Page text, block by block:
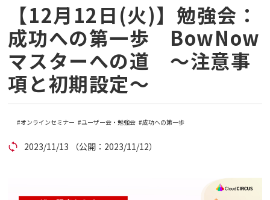
料金・プラン
導入事例
メディア
コラム
資料ダウンロード
【12月12日(火)】勉強会：
成功への第一歩 BowNow
マスターへの道 ～注意事
項と初期設定～
オンラインセミナー ユーザー会・勉強会 成功への第一歩
2023/11/13 （公開：2023/11/12）